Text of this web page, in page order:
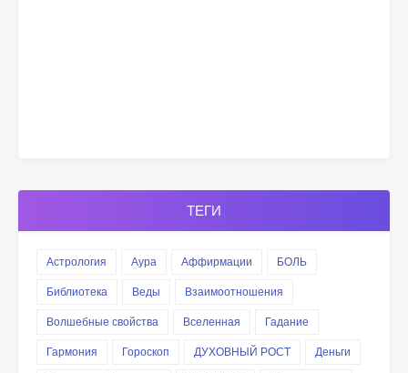
ТЕГИ
Астрология Аура Аффирмации
БОЛЬ
Библиотека
Веды
Взаимоотношения
Волшебные свойства
Вселенная
Гадание
Гармония
Гороскоп ДУХОВНЫЙ РОСТ
Деньги